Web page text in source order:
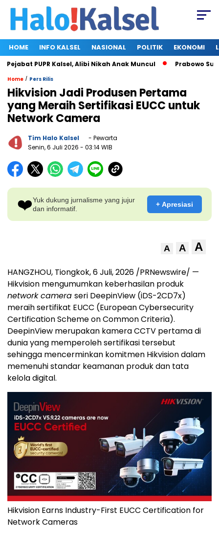
HOME INFO KALSEL NASIONAL POLITIK EKONOMI
PUPR Kalsel, Alibi Nikah Anak Muncul Prabowo
Home / Pers Rilis
Hikvision Jadi Produsen Pertama
yang Meraih Sertifikasi EUCC untuk
Network Camera
Tim Halo Kalsel
- Pewarta
Senin, 6 Juli 2026 - 03:14 WIB
❤️Yuk dukung jurnalisme yang jujur
dan informatif.
+ Apresiasi
A A A
HANGZHOU, Tiongkok,6 Juli, 2026 /PRNewswire/ —
Hikvision mengumumkan keberhasilan produk
network camera seri DeepinView (iDS-2CD7x)
meraih sertifikat EUCC (European Cybersecurity
Certification Scheme on Common Criteria).
DeepinView merupakan kamera CCTV pertama di
dunia yang memperoleh sertifikasi tersebut
sehingga mencerminkan komitmen Hikvision dalam
memenuhi standar keamanan produk dan tata
kelola digital.
Hikvision Earns Industry-First EUCC Certification for
Network Cameras